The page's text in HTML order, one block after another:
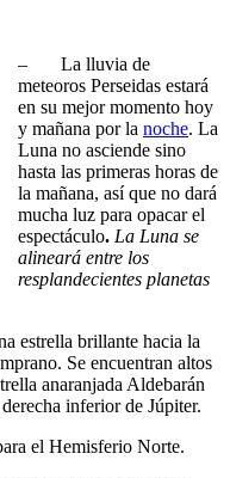
– La lluvia de
meteoros Perseidas estará
en su mejor momento hoy
y mañana por la noche. La
Luna no asciende sino
hasta las primeras horas de
la mañana, así que no dará
mucha luz para opacar el
espectáculo. La Luna se
alineará entre los
resplandecientes planetas
estrella brillante hacia la
Se encuentran altos
anaranjada Aldebarán
inferior de Júpiter.
el Hemisferio Norte.